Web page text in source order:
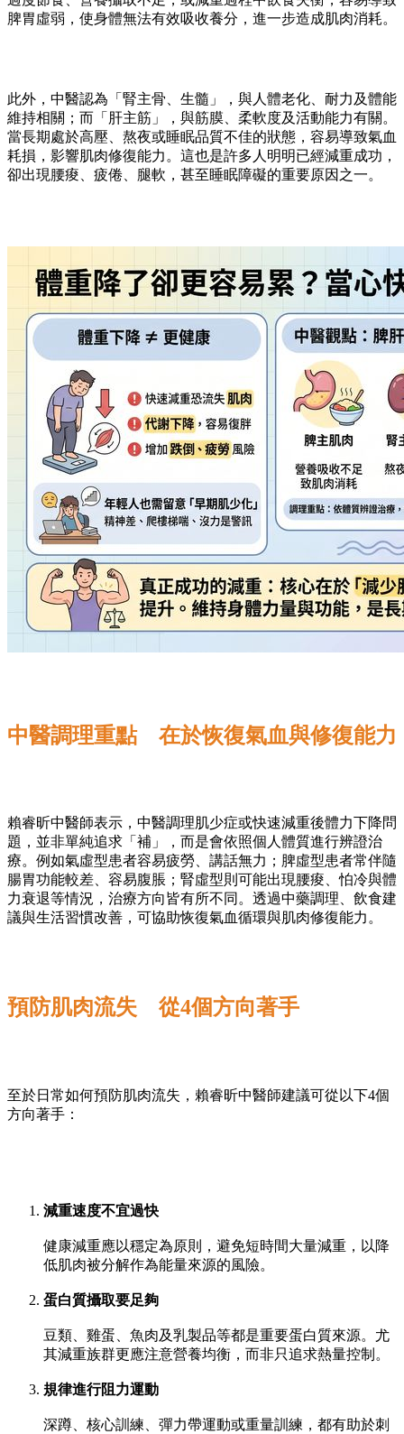
脾胃虛弱，使身體無法有效吸收養分，進一步造成肌肉消耗。
此外，中醫認為「腎主骨、生髓」，與人體老化、耐力及體能
維持相關；而「肝主筋」，與筋膜、柔軟度及活動能力有關。
當長期處於高壓、熬夜或睡眠品質不佳的狀態，容易導致氣血
耗損，影響肌肉修復能力。這也是許多人明明已經減重成功，
卻出現腰痠、疲倦、腿軟，甚至睡眠障礙的重要原因之一。
中醫調理重點 在於恢復氣血與修復能力
賴睿昕中醫師表示，中醫調理肌少症或快速減重後體力下降問
題，並非單純追求「補」，而是會依照個人體質進行辨證治
療。例如氣虛型患者容易疲勞、講話無力；脾虛型患者常伴隨
腸胃功能較差、容易腹脹；腎虛型則可能出現腰痠、怕冷與體
力衰退等情況，治療方向皆有所不同。透過中藥調理、飲食建
議與生活習慣改善，可協助恢復氣血循環與肌肉修復能力。
預防肌肉流失 從4個方向著手
至於日常如何預防肌肉流失，賴睿昕中醫師建議可從以下4個
方向著手：
減重速度不宜過快
健康減重應以穩定為原則，避免短時間大量減重，以降
低肌肉被分解作為能量來源的風險。
蛋白質攝取要足夠
豆類、雞蛋、魚肉及乳製品等都是重要蛋白質來源。尤
其減重族群更應注意營養均衡，而非只追求熱量控制。
規律進行阻力運動
深蹲、核心訓練、彈力帶運動或重量訓練，都有助於刺